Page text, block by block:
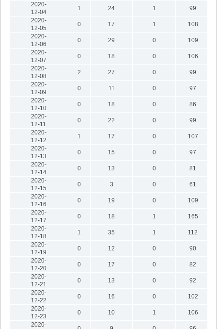
2020-
12-04
1 24 1
99
2020-
12-05
0 17 1
108
2020-
12-06
0 29 0
109
2020-
12-07
0 18 0
106
2020-
12-08
2 27 0
99
2020-
12-09
0 11 0
97
2020-
12-10
0 18 0
86
2020-
12-11
0 22 0
99
2020-
12-12
1 17 0
107
2020-
12-13
0 15 0
97
2020-
12-14
0 13 0
81
2020-
12-15
0 3 0
61
2020-
12-16
0 19 0
109
2020-
12-17
0 18 1
165
2020-
12-18
1 35 1
112
2020-
12-19
0 12 0
90
2020-
12-20
0 17 0
82
2020-
12-21
0 13 0
92
2020-
12-22
0 16 0
102
2020-
12-23
0 10 1
106
2020-